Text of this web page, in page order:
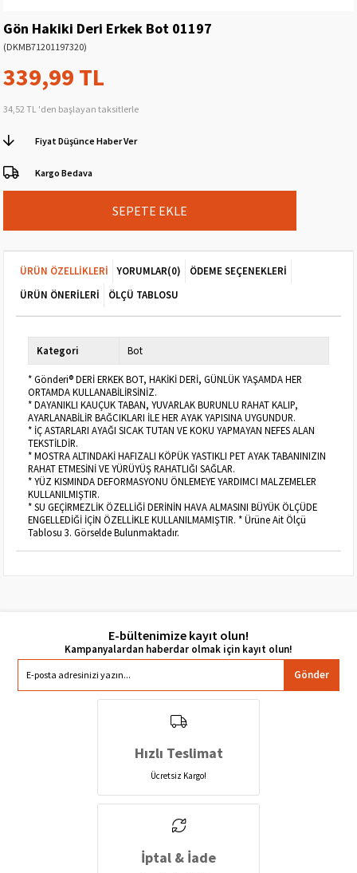
Gön Hakiki Deri Erkek Bot 01197
(DKMB71201197320)
339,99 TL
34,52 TL 'den başlayan taksitlerle
Fiyat Düşünce Haber Ver
Kargo Bedava
ÜRÜN ÖZELLIKLERI YORUMLAR(0)
ÖDEME SEÇENEKLERI
ÜRÜN ÖNERILERI
ÖLÇÜ TABLOSU
Kategori Bot
* Gönderi® DERİ ERKEK BOT, HAKİKİ DERİ, GÜNLÜK YAŞAMDA HER
ORTAMDA KULLANABİLİRSİNİZ.
* DAYANIKLI KAUÇUK TABAN, YUVARLAK BURUNLU RAHAT KALIP,
AYARLANABİLİR BAĞCIKLARI İLE HER AYAK YAPISINA UYGUNDUR.
* İÇ ASTARLARI AYAĞI SICAK TUTAN VE KOKU YAPMAYAN NEFES ALAN
TEKSTİLDİR.
* MOSTRA ALTINDAKİ HAFIZALI KÖPÜK YASTIKLI PET AYAK TABANINIZIN
RAHAT ETMESİNİ VE YÜRÜYÜŞ RAHATLIĞI SAĞLAR.
* YÜZ KISMINDA DEFORMASYONU ÖNLEMEYE YARDIMCI MALZEMELER
KULLANILMIŞTIR.
* SU GEÇİRMEZLİK ÖZELLİĞİ DERİNİN HAVA ALMASINI BÜYÜK ÖLÇÜDE
ENGELLEDİĞİ İÇİN ÖZELLİKLE KULLANILMAMIŞTIR. * Ürüne Ait Ölçü
Tablosu 3. Görselde Bulunmaktadır.
E-bültenimize kayıt olun!
Gönder
Hızlı Teslimat
Ücretsiz Kargo!
İptal & İade